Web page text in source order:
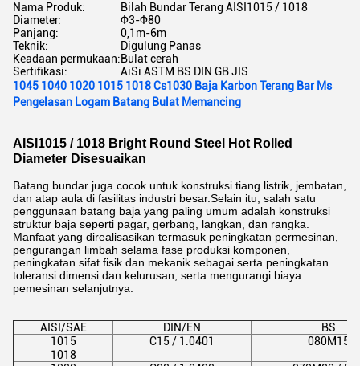
Nama Produk:
Bilah Bundar Terang AISI1015 / 1018
Diameter:
Φ3-Φ80
Panjang:
0,1m-6m
Teknik:
Digulung Panas
Keadaan permukaan:Bulat cerah
Sertifikasi:
AiSi ASTM BS DIN GB JIS
1045 1040 1020 1015 1018 Cs1030 Baja Karbon Terang Bar Ms
Pengelasan Logam Batang Bulat Memancing
AISI1015 / 1018 Bright Round Steel Hot Rolled
Diameter Disesuaikan
Batang bundar juga cocok untuk konstruksi tiang listrik, jembatan,
dan atap aula di fasilitas industri besar.Selain itu, salah satu
penggunaan batang baja yang paling umum adalah konstruksi
struktur baja seperti pagar, gerbang, langkan, dan rangka.
Manfaat yang direalisasikan termasuk peningkatan permesinan,
pengurangan limbah selama fase produksi komponen,
peningkatan sifat fisik dan mekanik sebagai serta peningkatan
toleransi dimensi dan kelurusan, serta mengurangi biaya
pemesinan selanjutnya.
AISI/SAE DIN/EN
BS
1015
C15 / 1.0401
080M15
1018